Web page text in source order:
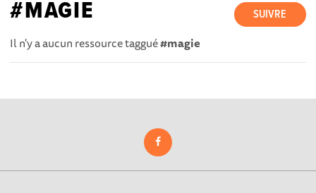
SUIVRE
#MAGIE
Il n'y a aucun ressource taggué#magie